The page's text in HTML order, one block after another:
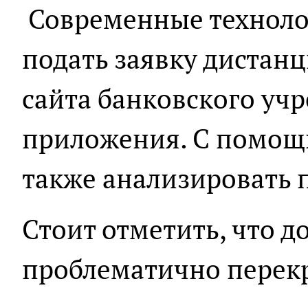
Современные
подать заявку
сайта банковского
приложения. С
также анализировать
Стоит отметить, что
проблематично